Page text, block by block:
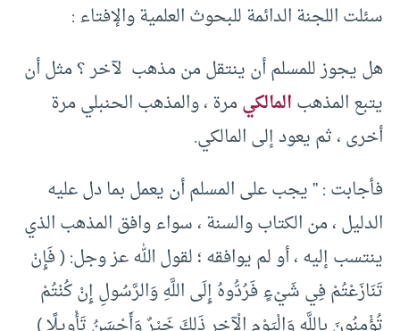
سئلت اللجنة الدائمة للبحوث العلمية والإفتاء :
هل يجوز للمسلم أن ينتقل من مذهب لآخر ؟ مثل أن
يتبع المذهبالمالكيمرة ، والمذهب الحنبلي مرة
أخرى ، ثم يعود إلى المالكي.
فأجابت : ” يجب على المسلم أن يعمل بما دل عليه
الدليل ، من الكتاب والسنة ، سواء وافق المذهب الذي
ينتسب إليه ، أو لم يوافقه ؛ لقول الله عز وجل: ( فَإِنْ
تَنَازَعْتُمْ فِي شَيْءٍ فَرُدُّوهُ إِلَى اللَّهِ وَالرَّسُولِ إِنْ كُنْتُمْ